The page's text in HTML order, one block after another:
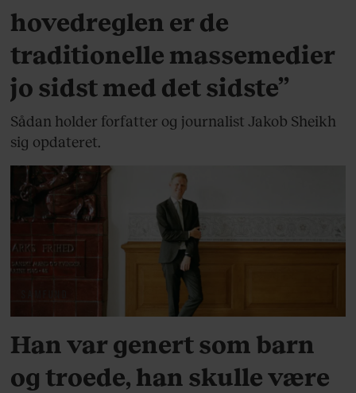
hovedreglen er de
traditionelle massemedier
jo sidst med det sidste”
Sådan holder forfatter og journalist Jakob Sheikh
sig opdateret.
Han var genert som barn
og troede, han skulle være